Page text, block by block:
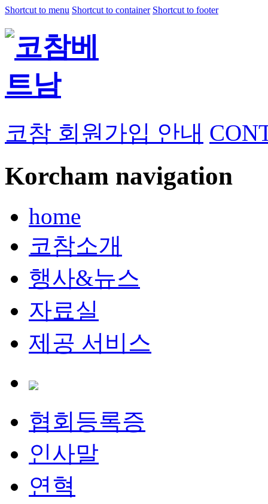
Shortcut to menu Shortcut to container Shortcut to footer
코참 회원가입 안내
Korcham navigation
home
코참소개
행사&뉴스
자료실
제공 서비스
협회등록증
인사말
연혁